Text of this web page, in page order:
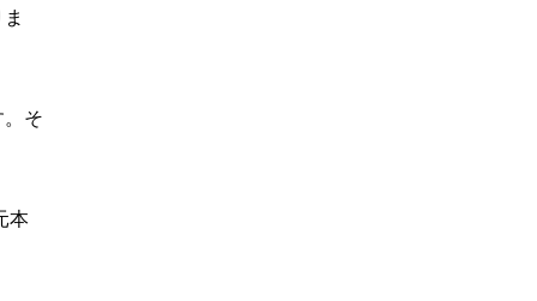
。そ
本